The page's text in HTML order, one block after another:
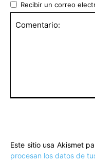
Recibir un correo
Este sitio usa Akismet
procesan los datos de